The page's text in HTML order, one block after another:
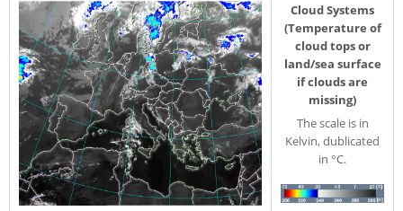
Cloud Systems
(Temperature of
cloud tops or
land/sea surface
if clouds are
missing)
The scale is in
Kelvin, dublicated
in °C.